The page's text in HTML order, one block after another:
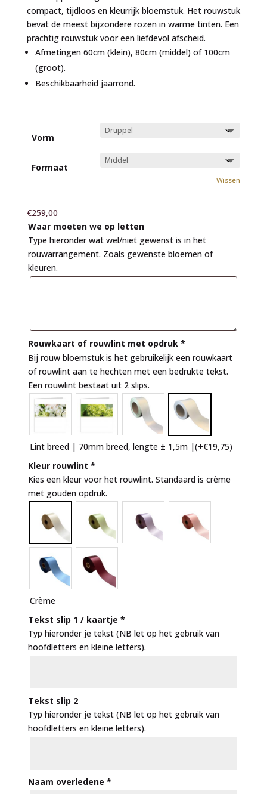
€799,00
compact, tijdloos en kleurrijk bloemstuk. Het rouwstuk
bevat de meest bijzondere rozen in warme tinten. Een
prachtig rouwstuk voor een liefdevol afscheid.
Afmetingen 60cm (klein), 80cm (middel) of 100cm
(groot).
Beschikbaarheid jaarrond.
Vorm
Formaat
Wissen
€259,00
Waar moeten we op letten
Type hieronder wat wel/niet gewenst is in het
rouwarrangement. Zoals gewenste bloemen of
kleuren.
Rouwkaart of rouwlint met opdruk *
Bij rouw bloemstuk is het gebruikelijk een rouwkaart
of rouwlint aan te hechten met een bedrukte tekst.
Een rouwlint bestaat uit 2 slips.
Lint breed | 70mm breed, lengte ± 1,5m |(+€19,75)
Kleur rouwlint *
Kies een kleur voor het rouwlint. Standaard is crème
met gouden opdruk.
Crème
Tekst slip 1 / kaartje *
Typ hieronder je tekst (NB let op het gebruik van
hoofdletters en kleine letters).
Tekst slip 2
Typ hieronder je tekst (NB let op het gebruik van
hoofdletters en kleine letters).
Naam overledene *